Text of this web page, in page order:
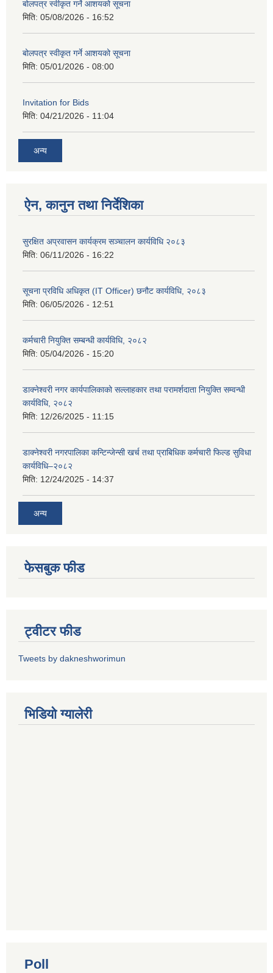
बोलपत्र स्वीकृत गर्ने आशयको सूचना
मिति: 05/08/2026 - 16:52
बोलपत्र स्वीकृत गर्ने आशयको सूचना
मिति: 05/01/2026 - 08:00
Invitation for Bids
मिति: 04/21/2026 - 11:04
अन्य
ऐन, कानुन तथा निर्देशिका
सुरक्षित अप्रवासन कार्यक्रम सञ्चालन कार्यविधि २०८३
मिति: 06/11/2026 - 16:22
सूचना प्रविधि अधिकृत (IT Officer) छनौट कार्यविधि, २०८३
मिति: 06/05/2026 - 12:51
कर्मचारी नियुक्ति सम्बन्धी कार्यविधि, २०८२
मिति: 05/04/2026 - 15:20
डाक्नेश्वरी नगर कार्यपालिकाको सल्लाहकार तथा परामर्शदाता नियुक्ति सम्वन्धी
कार्यविधि, २०८२
मिति: 12/26/2025 - 11:15
डाक्नेश्वरी नगरपालिका कन्टिन्जेन्सी खर्च तथा प्राबिधिक कर्मचारी फिल्ड सुविधा
कार्यविधि–२०८२
मिति: 12/24/2025 - 14:37
अन्य
फेसबुक फीड
ट्वीटर फीड
Tweets by dakneshworimun
भिडियाे ग्यालेरी
Poll